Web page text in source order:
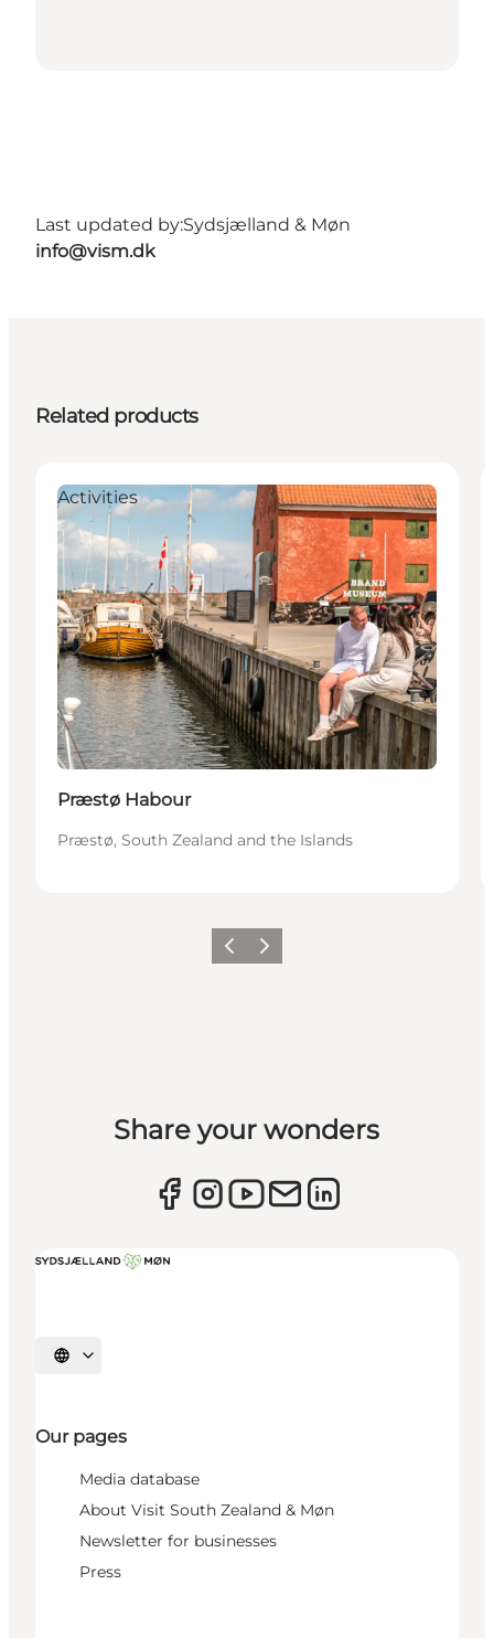
Last updated by:Sydsjælland & Møn
info@vism.dk
Related products
Activities
Præstø Habour
Præstø, South Zealand and the Islands
Previous
Next
Share your wonders
Select language
Our pages
Media database
About Visit South Zealand & Møn
Newsletter for businesses
Press